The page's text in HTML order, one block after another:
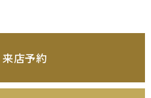
来店予約